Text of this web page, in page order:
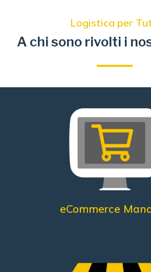
Logistica per
A chi sono rivolti i
eCommerce
Di cosa ha
Definire le strategie di vendita
Monitoraggio Touch Points
Online Analisi Informazioni